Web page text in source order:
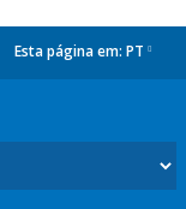
Esta página em: PT